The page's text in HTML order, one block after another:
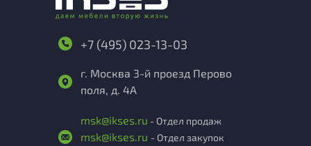
+7 (495) 023-13-03
г. Москва 3-й проезд Перово
поля, д. 4А
msk@ikses.ru - Отдел продаж
msk@ikses.ru - Отдел закупок